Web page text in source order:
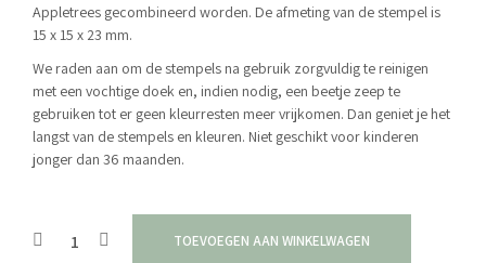
Appletrees gecombineerd worden. De afmeting van de stempel is
15 x 15 x 23 mm.
We raden aan om de stempels na gebruik zorgvuldig te reinigen
met een vochtige doek en, indien nodig, een beetje zeep te
gebruiken tot er geen kleurresten meer vrijkomen. Dan geniet je het
langst van de stempels en kleuren. Niet geschikt voor kinderen
jonger dan 36 maanden.
TOEVOEGEN AAN WINKELWAGEN